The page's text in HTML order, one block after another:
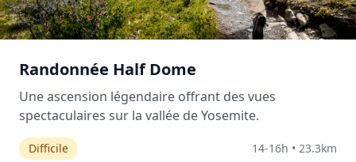
Randonnée Half Dome
Une ascension légendaire offrant des vues
spectaculaires sur la vallée de Yosemite.
Difficile 14-16h • 23.3km